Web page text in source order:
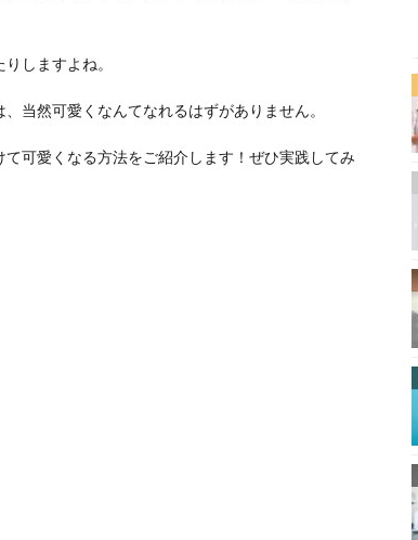
しますよね。
当然可愛くなんてなれるはずがありません。
可愛くなる方法をご紹介します！ぜひ実践してみ